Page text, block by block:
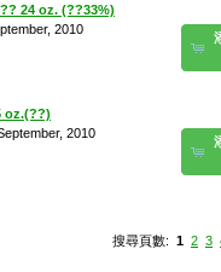
24 oz. (??33%)
2010
oz.(??)
2010
搜尋頁數: 1 2 3